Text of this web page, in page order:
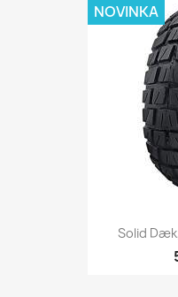
Solid
NOVINKA